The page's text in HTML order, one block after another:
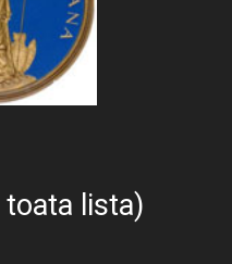
toata lista)